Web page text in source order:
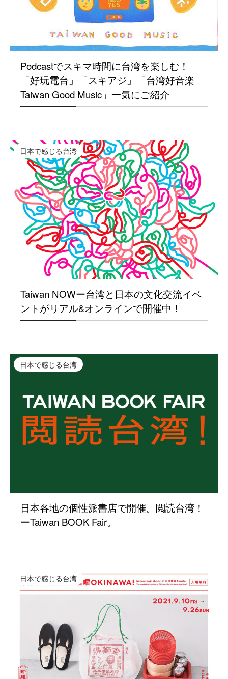
Podcastでスキマ時間に台湾を楽しむ！
「好玩電台」「スキアジ」「台湾好音楽
Taiwan Good Music」一気にご紹介
日本で感じる台湾
Taiwan NOWー台湾と日本の文化交流イベ
ントがリアル&オンラインで開催中！
日本で感じる台湾
日本各地の個性派書店で開催。閲読台湾！
ーTaiwan BOOK Fair。
日本で感じる台湾